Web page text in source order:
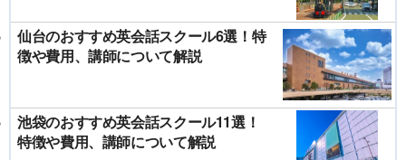
仙台のおすすめ英会話スクール6選！特
徴や費用、講師について解説
池袋のおすすめ英会話スクール11選！
特徴や費用、講師について解説